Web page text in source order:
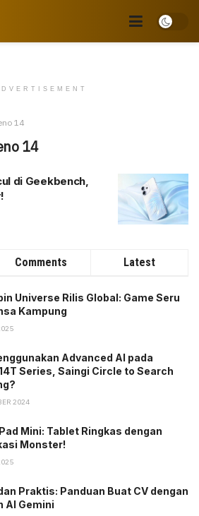
14
14
di Geekbench,
Comments Latest
Universe Rilis Global: Game Seru
Kampung
Advanced AI pada
Series, Saingi Circle to Search
2024
Mini: Tablet Ringkas dengan
Monster!
Praktis: Panduan Buat CV dengan
AI Gemini